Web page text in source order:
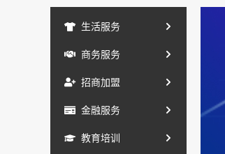
生活服务
商务服务
招商加盟
金融服务
教育培训